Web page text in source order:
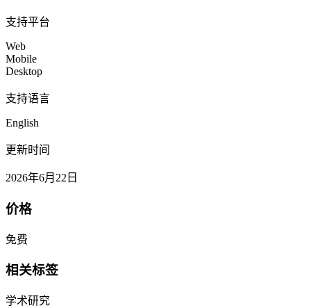
支持平台
Web
Mobile
Desktop
支持语言
English
更新时间
2026年6月22日
价格
免费
相关标签
学术研究